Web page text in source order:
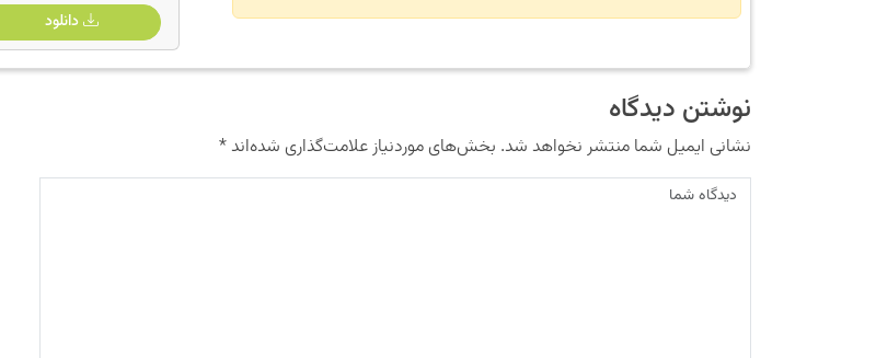
دانلود
نوشتن دیدگاه
نشانی ایمیل شما منتشر نخواهد شد. بخش‌های موردنیاز علامت‌گذاری شده‌اند*